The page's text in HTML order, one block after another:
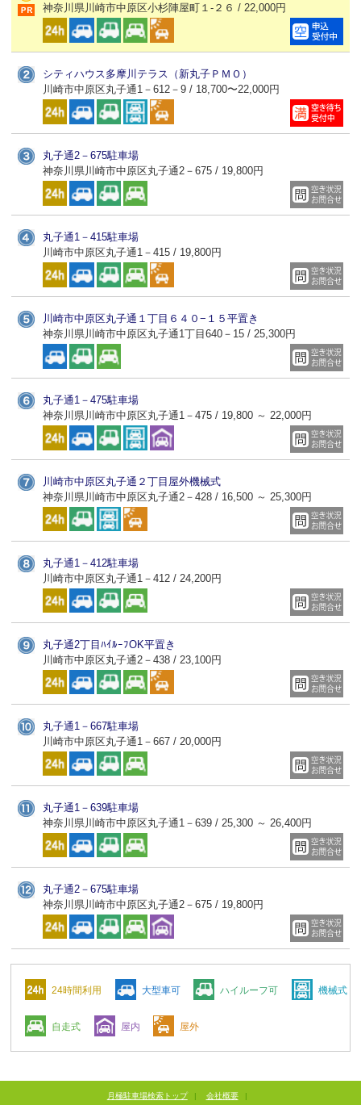
神奈川県川崎市中原区小杉陣屋町１-２６ / 22,000円
シティハウス多摩川テラス（新丸子ＰＭＯ）
川崎市中原区丸子通1－612－9 / 18,700〜22,000円
丸子通2－675駐車場
神奈川県川崎市中原区丸子通2－675 / 19,800円
丸子通1－415駐車場
川崎市中原区丸子通1－415 / 19,800円
川崎市中原区丸子通１丁目６４０−１５平置き
神奈川県川崎市中原区丸子通1丁目640－15 / 25,300円
丸子通1－475駐車場
神奈川県川崎市中原区丸子通1－475 / 19,800 ～ 22,000円
川崎市中原区丸子通２丁目屋外機械式
神奈川県川崎市中原区丸子通2－428 / 16,500 ～ 25,300円
丸子通1－412駐車場
川崎市中原区丸子通1－412 / 24,200円
丸子通2丁目ﾊｲﾙｰﾌOK平置き
川崎市中原区丸子通2－438 / 23,100円
丸子通1－667駐車場
川崎市中原区丸子通1－667 / 20,000円
丸子通1－639駐車場
神奈川県川崎市中原区丸子通1－639 / 25,300 ～ 26,400円
丸子通2－675駐車場
神奈川県川崎市中原区丸子通2－675 / 19,800円
24時間利用 大型車可 ハイルーフ可 機械式
自走式 屋内 屋外
月極駐車場検索トップ | 会社概要 |